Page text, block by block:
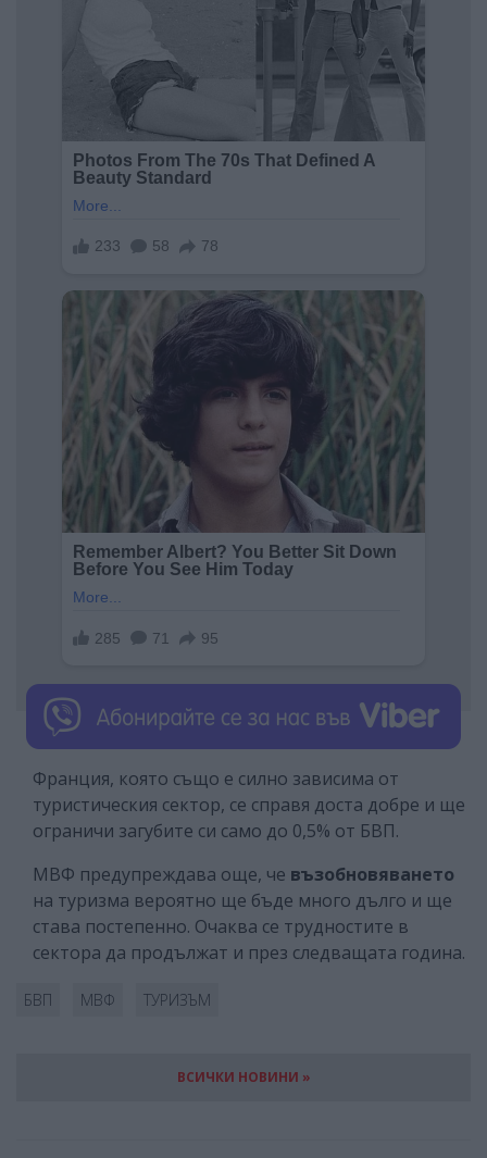
Франция, която също е силно зависима от
туристическия сектор, се справя доста добре и ще
ограничи загубите си само до 0,5% от БВП.
МВФ предупреждава още, че възобновяването
на туризма вероятно ще бъде много дълго и ще
става постепенно. Очаква се трудностите в
сектора да продължат и през следващата година.
БВП МВФ ТУРИЗЪМ
ВСИЧКИ НОВИНИ »